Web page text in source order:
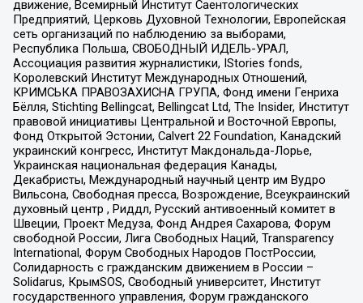
движение, Всемирный Институт Саентологических
Предприятий, Церковь Духовной Технологии, Европейская
сеть организаций по наблюдению за выборами,
Республика Польша, СВОБОДНЫЙ ИДЕЛЬ-УРАЛ,
Ассоциация развития журналистики, IStories fonds,
Королевский Институт Международных Отношений,
КРИМСЬКА ПРАВОЗАХИСНА ГРУПА, Фонд имени Генриха
Бёлля, Stichting Bellingcat, Bellingcat Ltd, The Insider, Институт
правовой инициативы Центральной и Восточной Европы,
Фонд Открытой Эстонии, Calvert 22 Foundation, Канадский
украинский конгресс, Институт Макдональда-Лорье,
Украинская национальная федерация Канады,
Декабристы, Международный научный центр им Вудро
Вильсона, Свободная пресса, Возрождение, Всеукраинский
духовный центр , Риддл, Русский антивоенный комитет в
Швеции, Проект Медуза, Фонд Андрея Сахарова, Форум
свободной России, Лига Свободных Наций, Transparеncy
International, Форум Свободных Народов ПостРоссии,
Солидарность с гражданским движением в России –
Solidarus, КрымSOS, Свободный университет, Институт
государственного управления, Форум гражданского